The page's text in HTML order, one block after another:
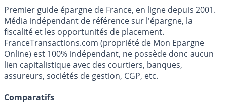
FranceTransactions.com
Premier guide épargne de France, en ligne depuis 2001.
Média indépendant de référence sur l'épargne, la
fiscalité et les opportunités de placement.
FranceTransactions.com (propriété de Mon Epargne
Online) est 100% indépendant, ne possède donc aucun
lien capitalistique avec des courtiers, banques,
assureurs, sociétés de gestion, CGP, etc.